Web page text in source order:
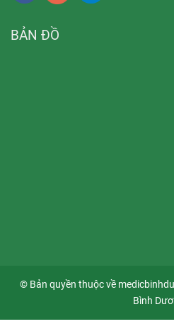
BẢN ĐỒ
© Bản quyền thuộc về
Bình